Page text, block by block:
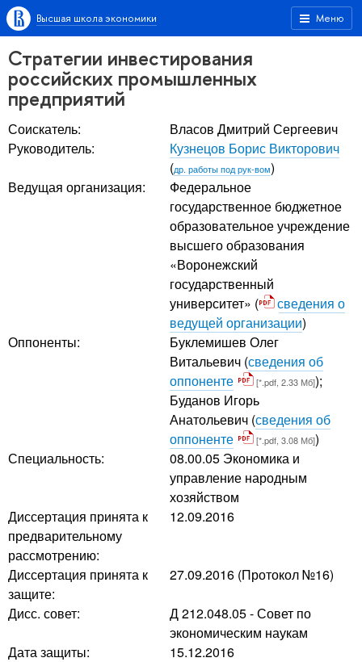
Меню
Высшая школа экономики
Стратегии инвестирования
российских промышленных
предприятий
Соискатель:
Власов Дмитрий Сергеевич
Руководитель:
Кузнецов Борис Викторович
(др. работы под рук-вом)
Ведущая организация:
Федеральное
государственное бюджетное
образовательное учреждение
высшего образования
«Воронежский
государственный
университет» (
сведения о
ведущей организации)
Оппоненты:
Буклемишев Олег
Витальевич (сведения об
оппоненте
[*.pdf, 2.33 Мб]);
Буданов Игорь
Анатольевич (сведения об
оппоненте
[*.pdf, 3.08 Мб])
Специальность:
08.00.05 Экономика и
управление народным
хозяйством
Диссертация принята к
предварительному
рассмотрению:
12.09.2016
Диссертация принята к
защите:
27.09.2016 (Протокол №16)
Дисс. совет:
Д 212.048.05 - Совет по
экономическим наукам
Дата защиты:
15.12.2016